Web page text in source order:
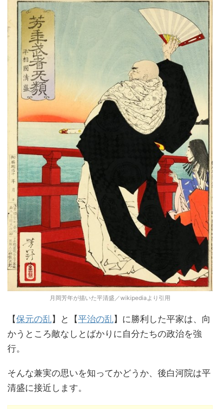
月岡芳年が描いた平清盛／wikipediaより引用
【保元の乱】と【平治の乱】に勝利した平家は、向
かうところ敵なしとばかりに自分たちの政治を強
行。
そんな兼実の思いを知ってかどうか、後白河院は平
清盛に接近します。